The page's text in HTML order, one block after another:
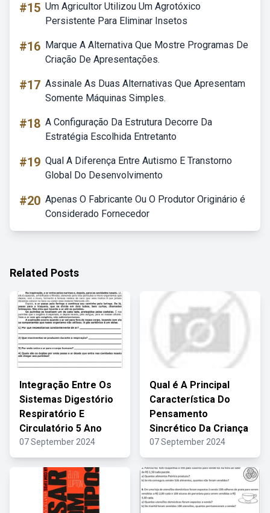
#15 Um Agricultor Utilizou Um Agrotóxico
Persistente Para Eliminar Insetos
#16 Marque A Alternativa Que Mostre Programas De
Criação De Apresentações.
#17 Assinale As Duas Alternativas Que Apresentam
Somente Máquinas Simples.
#18 A Configuração Da Estrutura Decorre Da
Estratégia Escolhida Entretanto
#19 Qual A Diferença Entre Autismo E Transtorno
Global Do Desenvolvimento
#20 Apenas O Fabricante Ou O Produtor Originário é
Considerado Fornecedor
Related Posts
Integração Entre Os
Sistemas Digestório
Respiratório E
Circulatório 5 Ano
07 September 2024
Qual é A Principal
Característica Do
Pensamento
Sincrético Da Criança
07 September 2024